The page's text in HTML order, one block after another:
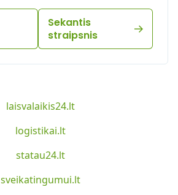
Sekantis
straipsnis
laisvalaikis24.lt
logistikai.lt
statau24.lt
sveikatingumui.lt